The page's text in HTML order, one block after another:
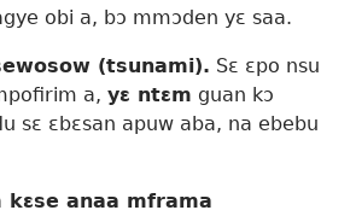
obi a, bɔ mmɔden yɛ saa.
(tsunami). Sɛ ɛpo nsu
a, yɛ ntɛm guan kɔ
sɛ ɛbɛsan apuw aba, na ebebu
kɛse anaa mframa